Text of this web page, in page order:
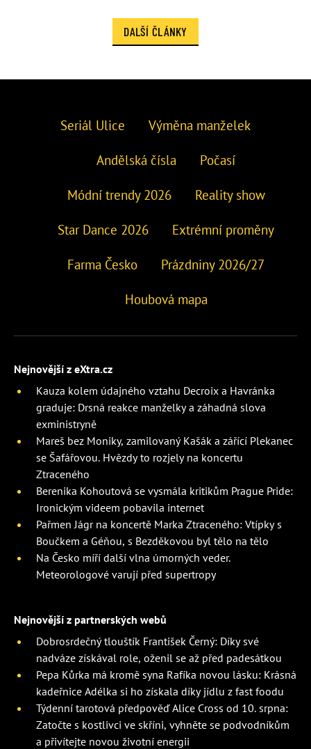
DALŠÍ ČLÁNKY
Seriál Ulice Výměna manželek
Andělská čísla Počasí
Módní trendy 2026 Reality show
Star Dance 2026 Extrémní proměny
Farma Česko Prázdniny 2026/27
Houbová mapa
Nejnovější z eXtra.cz
Kauza kolem údajného vztahu Decroix a Havránka
graduje: Drsná reakce manželky a záhadná slova
exministryně
Mareš bez Moniky, zamilovaný Kašák a zářící Plekanec
se Šafářovou. Hvězdy to rozjely na koncertu
Ztraceného
Berenika Kohoutová se vysmála kritikům Prague Pride:
Ironickým videem pobavila internet
Pařmen Jágr na koncertě Marka Ztraceného: Vtípky s
Boučkem a Géňou, s Bezděkovou byl tělo na tělo
Na Česko míří další vlna úmorných veder.
Meteorologové varují před supertropy
Nejnovější z partnerských webů
Dobrosrdečný tlouštík František Černý: Díky své
nadváze získával role, oženil se až před padesátkou
Pepa Kůrka má kromě syna Rafíka novou lásku: Krásná
kadeřnice Adélka si ho získala díky jídlu z fast foodu
Týdenní tarotová předpověď Alice Cross od 10. srpna:
Zatočte s kostlivci ve skříni, vyhněte se podvodníkům
a přivítejte novou životní energii